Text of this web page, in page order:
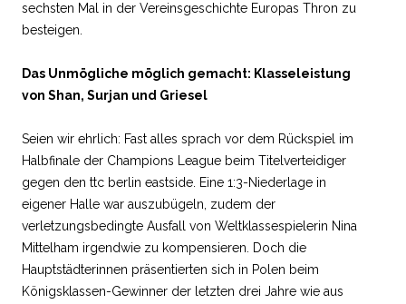
sechsten Mal in der Vereinsgeschichte Europas Thron zu
besteigen.
Das Unmögliche möglich gemacht: Klasseleistung
von Shan, Surjan und Griesel
Seien wir ehrlich: Fast alles sprach vor dem Rückspiel im
Halbfinale der Champions League beim Titelverteidiger
gegen den ttc berlin eastside. Eine 1:3-Niederlage in
eigener Halle war auszubügeln, zudem der
verletzungsbedingte Ausfall von Weltklassespielerin Nina
Mittelham irgendwie zu kompensieren. Doch die
Hauptstädterinnen präsentierten sich in Polen beim
Königsklassen-Gewinner der letzten drei Jahre wie aus